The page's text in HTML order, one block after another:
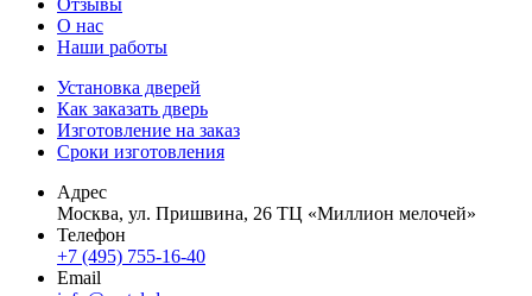
О нас
Наши работы
Установка дверей
Как заказать дверь
Изготовление на заказ
Сроки изготовления
Адрес
Москва, ул. Пришвина, 26 ТЦ «Миллион мелочей»
Телефон
+7 (495) 755-16-40
Email